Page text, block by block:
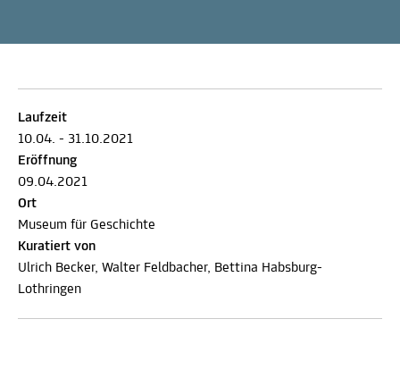
Laufzeit
10.04. - 31.10.2021
Eröffnung
09.04.2021
Ort
Museum für Geschichte
Kuratiert von
Ulrich Becker, Walter Feldbacher, Bettina Habsburg-
Lothringen